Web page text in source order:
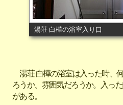
湯荘 白樺の浴室入り口
湯荘 白樺の浴室は入った時、
ろうか、雰囲気だろうか。入っ
がある。